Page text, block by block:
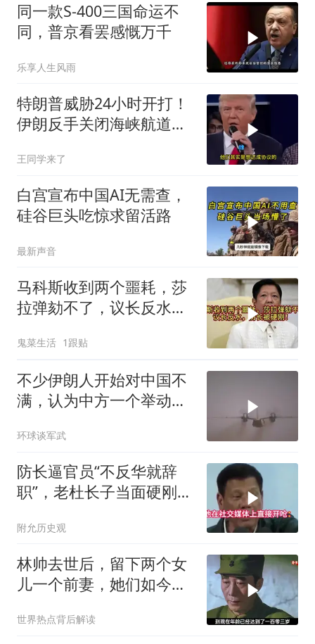
同一款S-400三国命运不
同，普京看罢感慨万千
乐享人生风雨
特朗普威胁24小时开打！
伊朗反手关闭海峡航道，
王同学来了
白宫宣布中国AI无需查，
硅谷巨头吃惊求留活路
最新声音
马科斯收到两个噩耗，莎
拉弹劾不了，议长反水，
鬼菜生活 1跟贴
不少伊朗人开始对中国不
满，认为中方一个举动，
环球谈军武
防长逼官员“不反华就辞
职”，老杜长子当面硬刚：
附允历史观
林帅去世后，留下两个女
儿一个前妻，她们如今过
世界热点背后解读